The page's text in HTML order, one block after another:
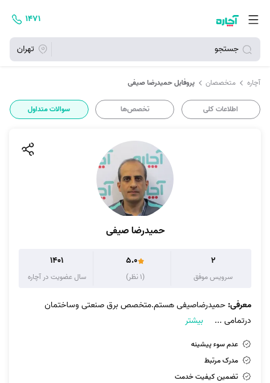
جستجو تهران
۱۴۷۱
آچاره متخصصان پروفایل حمیدرضا صیفی
اطلاعات کلی تخصص‌ها سوالات متداول
حمیدرضا صیفی
2
سرویس موفق
5.0
(1 نظر)
1401
سال عضویت در آچاره
معرفی: حمیدرضاصیفی هستم.متخصص برق صنعتی وساختمان
درتمامی ... بیشتر
عدم سوء پیشینه
مدرک مرتبط
تضمین کیفیت خدمت